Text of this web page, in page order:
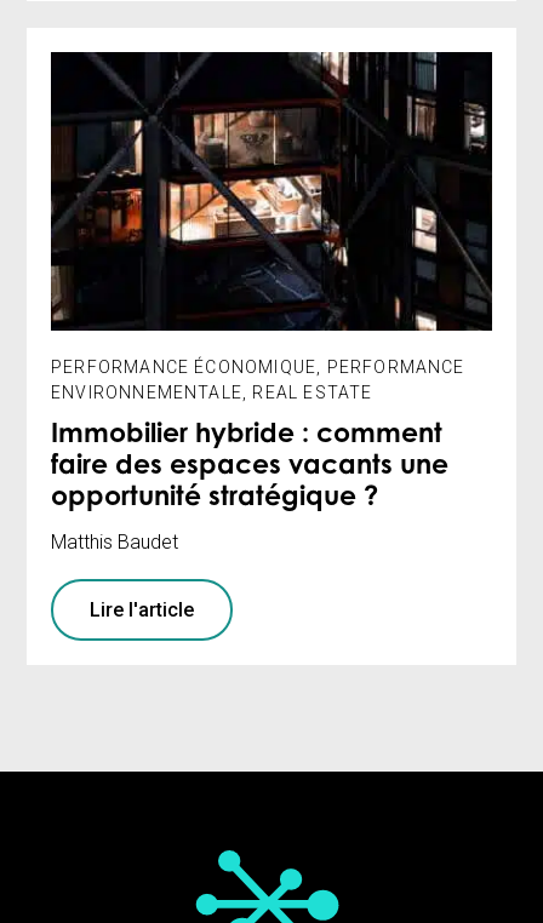
PERFORMANCE ÉCONOMIQUE, PERFORMANCE
ENVIRONNEMENTALE, REAL ESTATE
Immobilier hybride : comment
faire des espaces vacants une
opportunité stratégique ?
Matthis Baudet
Lire l'article